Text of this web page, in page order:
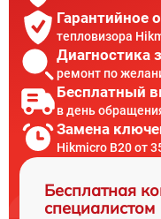
Гарантийное
тепловизора
Диагностика
ремонт по
Бесплатный
в день
Замена
Hikmicro B20 от
Бесплатная
специалистом